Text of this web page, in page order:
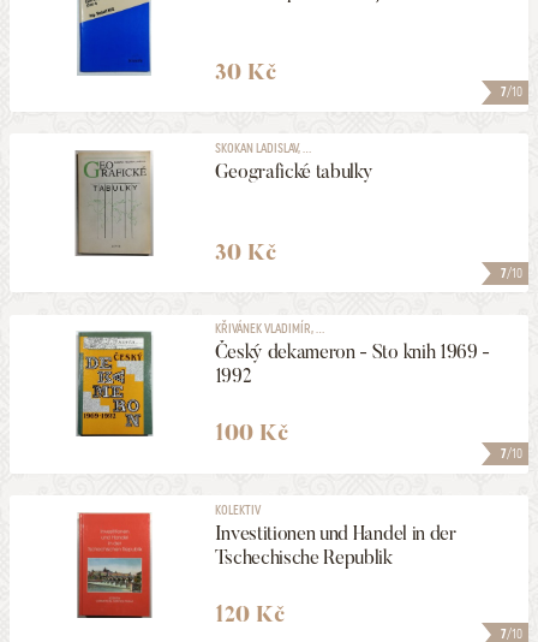
7/10
30 Kč
7/10
SKOKAN LADISLAV, ...
Geografické tabulky
30 Kč
7/10
KŘIVÁNEK VLADIMÍR, ...
Český dekameron - Sto knih 1969 -
1992
100 Kč
7/10
KOLEKTIV
Investitionen und Handel in der
Tschechische Republik
120 Kč